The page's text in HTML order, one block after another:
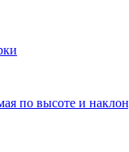
по высоте и